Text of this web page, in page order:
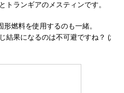
ランギアのメスティンです。
燃料を使用するのも一緒。
結果になるのは不可避ですね？ (;